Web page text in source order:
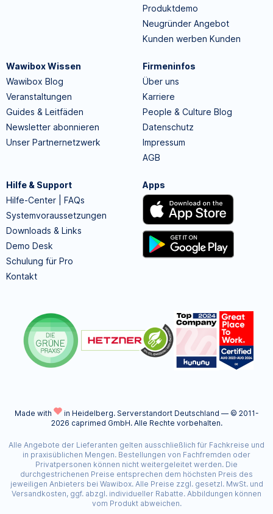
Produktdemo
Neugründer Angebot
Kunden werben Kunden
Wawibox Wissen
Wawibox Blog
Veranstaltungen
Guides & Leitfäden
Newsletter abonnieren
Unser Partnernetzwerk
Firmeninfos
Über uns
Karriere
People & Culture Blog
Datenschutz
Impressum
AGB
Hilfe & Support
Hilfe-Center | FAQs
Systemvoraussetzungen
Downloads & Links
Demo Desk
Schulung für Pro
Kontakt
Apps
Made with in Heidelberg. Serverstandort Deutschland — © 2011-
2026 caprimed GmbH. Alle Rechte vorbehalten.
Alle Angebote der Lieferanten gelten ausschließlich für Fachkreise und
in praxisüblichen Mengen. Bestellungen von Fachfremden oder
Privatpersonen können nicht weitergeleitet werden. Die
durchgestrichenen Preise entsprechen dem höchsten Preis des
jeweiligen Anbieters bei Wawibox. Alle Preise zzgl. gesetzl. MwSt. und
Versandkosten, ggf. abzgl. individueller Rabatte. Abbildungen können
vom Produkt abweichen.